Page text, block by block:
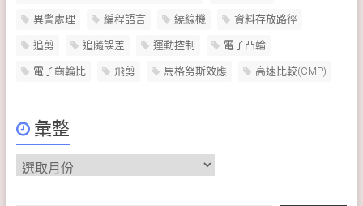
異警處理 編程語言 繞線機 資料存放路徑
追剪 追隨誤差 運動控制 電子凸輪
電子齒輪比 飛剪 馬格努斯效應 高速比較(CMP)
彙整
彙
整